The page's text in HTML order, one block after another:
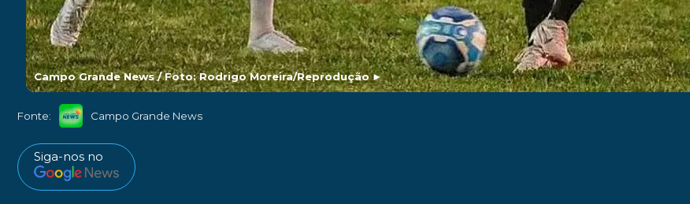
Campo Grande News / Foto: Rodrigo Moreira/Reprodução►
Fonte: Campo Grande News
Siga-nos no